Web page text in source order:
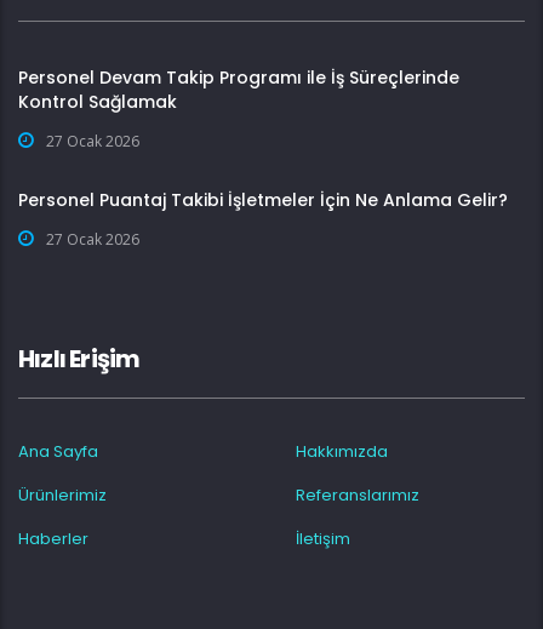
Personel Devam Takip Programı ile İş Süreçlerinde
Kontrol Sağlamak
27 Ocak 2026
Personel Puantaj Takibi İşletmeler İçin Ne Anlama Gelir?
27 Ocak 2026
Hızlı Erişim
Ana Sayfa
Hakkımızda
Ürünlerimiz
Referanslarımız
Haberler
İletişim